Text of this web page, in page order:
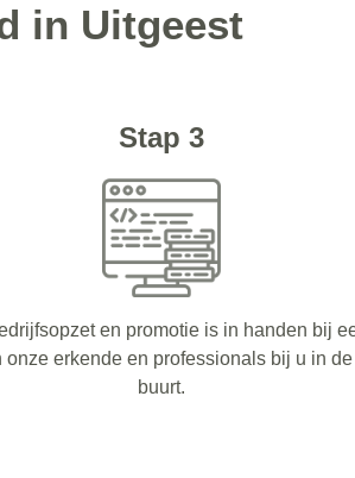
in Uitgeest
Stap 3
en promotie is in handen bij
onze erkende en professionals bij u in de
buurt.